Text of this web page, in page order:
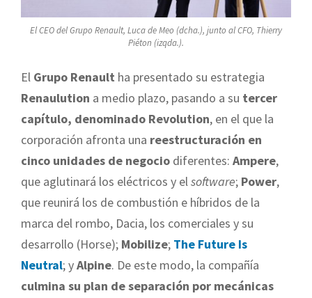
El CEO del Grupo Renault, Luca de Meo (dcha.), junto al CFO, Thierry
Piéton (izqda.).
El Grupo Renault ha presentado su estrategia
Renaulution a medio plazo, pasando a su tercer
capítulo, denominado Revolution, en el que la
corporación afronta una reestructuración en
cinco unidades de negocio diferentes: Ampere,
que aglutinará los eléctricos y elsoftware; Power,
que reunirá los de combustión e híbridos de la
marca del rombo, Dacia, los comerciales y su
desarrollo (Horse); Mobilize; The Future Is
Neutral; yAlpine. De este modo, la compañía
culmina su plan de separación por mecánicas